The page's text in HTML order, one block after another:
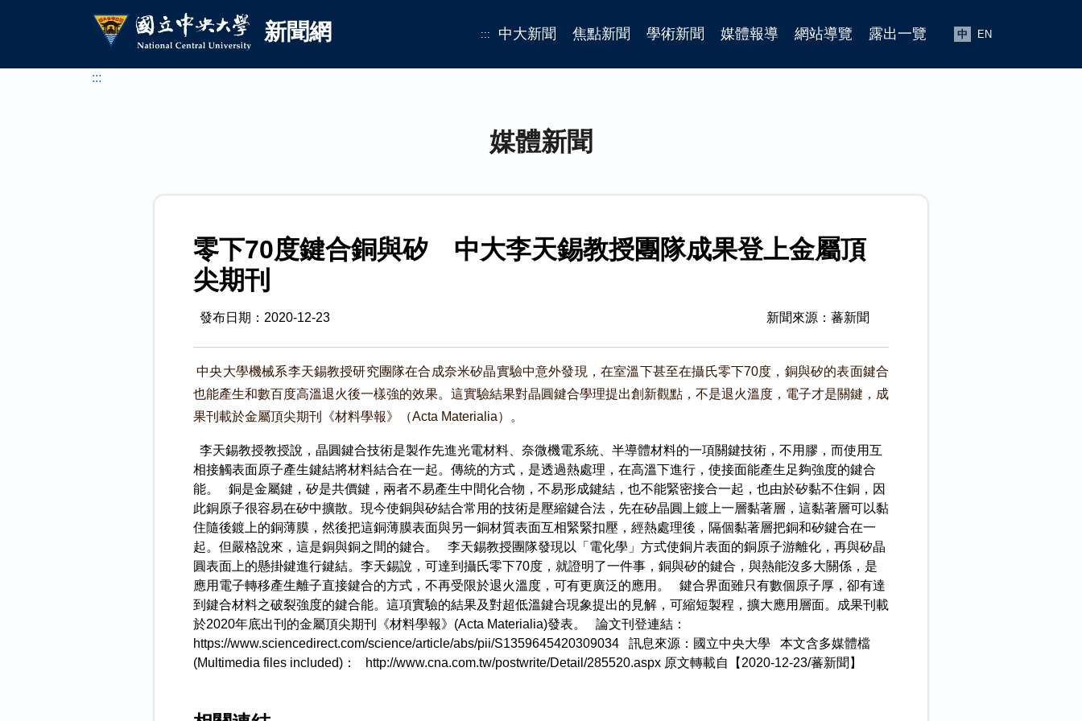
國立中央大學新聞網新聞網 ::: 中大新聞 焦點新聞 學術新聞 媒體報導 網站導覽 露出一覽 中 EN
:::
媒體新聞
零下70度鍵合銅與矽 中大李天錫教授團隊成果登上金屬頂
尖期刊
發布日期：2020-12-23 新聞來源：蕃新聞
中央大學機械系李天錫教授研究團隊在合成奈米矽晶實驗中意外發現，在室溫下甚至在攝氏零下70度，銅與矽的表面鍵合
也能產生和數百度高溫退火後一樣強的效果。這實驗結果對晶圓鍵合學理提出創新觀點，不是退火溫度，電子才是關鍵，成
果刊載於金屬頂尖期刊《材料學報》（Acta Materialia）。
李天錫教授教授說，晶圓鍵合技術是製作先進光電材料、奈微機電系統、半導體材料的一項關鍵技術，不用膠，而使用互
相接觸表面原子產生鍵結將材料結合在一起。傳統的方式，是透過熱處理，在高溫下進行，使接面能產生足夠強度的鍵合
能。 銅是金屬鍵，矽是共價鍵，兩者不易產生中間化合物，不易形成鍵結，也不能緊密接合一起，也由於矽黏不住銅，因
此銅原子很容易在矽中擴散。現今使銅與矽結合常用的技術是壓縮鍵合法，先在矽晶圓上鍍上一層黏著層，這黏著層可以黏
住隨後鍍上的銅薄膜，然後把這銅薄膜表面與另一銅材質表面互相緊緊扣壓，經熱處理後，隔個黏著層把銅和矽鍵合在一
起。但嚴格說來，這是銅與銅之間的鍵合。 李天錫教授團隊發現以「電化學」方式使銅片表面的銅原子游離化，再與矽晶
圓表面上的懸掛鍵進行鍵結。李天錫說，可達到攝氏零下70度，就證明了一件事，銅與矽的鍵合，與熱能沒多大關係，是
應用電子轉移產生離子直接鍵合的方式，不再受限於退火溫度，可有更廣泛的應用。 鍵合界面雖只有數個原子厚，卻有達
到鍵合材料之破裂強度的鍵合能。這項實驗的結果及對超低溫鍵合現象提出的見解，可縮短製程，擴大應用層面。成果刊載
於2020年底出刊的金屬頂尖期刊《材料學報》(Acta Materialia)發表。 論文刊登連結：
https://www.sciencedirect.com/science/article/abs/pii/S1359645420309034 訊息來源：國立中央大學 本文含多媒體檔
(Multimedia files included)： http://www.cna.com.tw/postwrite/Detail/285520.aspx 原文轉載自【2020-12-23/蕃新聞】